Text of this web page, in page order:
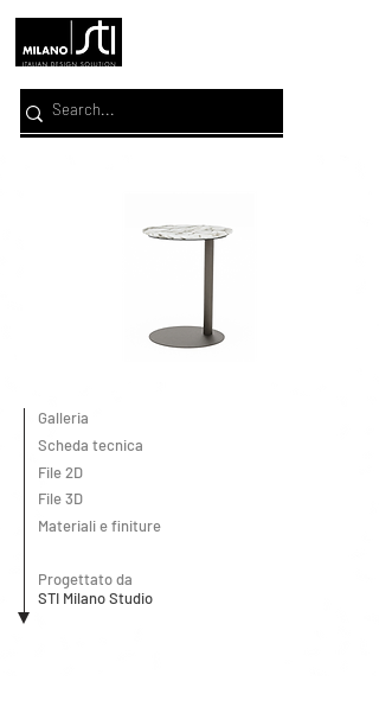
Galleria
Scheda tecnica
File 2D
File 3D
Materiali e finiture
Progettato da
STI Milano Studio